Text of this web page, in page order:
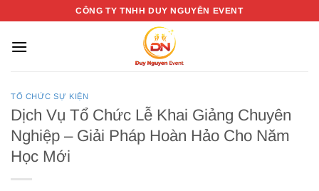
nội
CÔNG TY TNHH DUY NGUYỄN EVENT
TỔ CHỨC SỰ KIỆN
Dịch Vụ Tổ Chức Lễ Khai Giảng Chuyên
Nghiệp – Giải Pháp Hoàn Hảo Cho Năm
Học Mới